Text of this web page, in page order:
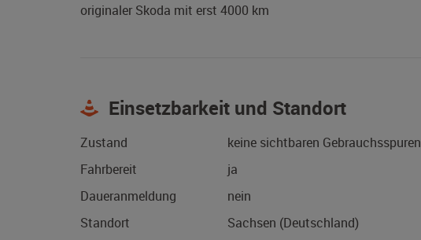
originaler Skoda mit erst 4000 km
Einsetzbarkeit und Standort
Zustand
keine sichtbaren Gebrauchsspuren
Fahrbereit
ja
Daueranmeldung
nein
Standort
Sachsen (Deutschland)